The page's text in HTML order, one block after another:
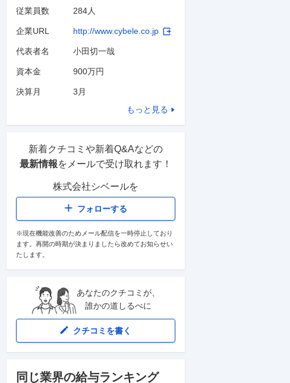
従業員数 284人
企業URL http://www.cybele.co.jp
代表者名 小田切一哉
資本金 900万円
決算月 3 月
もっと見る
新着クチコミや新着Q&Aなどの
最新情報をメールで受け取れます！
株式会社シベールを
フォローする
※現在機能改善のためメール配信を一時停止しており
ます。再開の時期が決まりましたら改めてお知らせい
たします。
あなたのクチコミが、
誰かの道しるべに
クチコミを書く
同じ業界の給与ランキング